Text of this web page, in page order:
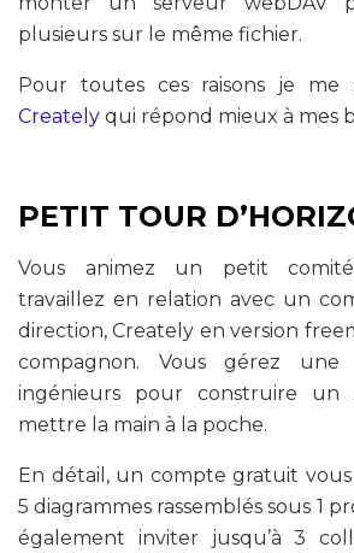
plusieurs sur le même fichier.
Pour toutes ces raisons je me
Creately qui répond mieux à mes
PETIT TOUR
Vous animez un petit
travaillez en relation avec un
direction, Creately en version
compagnon. Vous gérez
ingénieurs pour construire un
mettre la main à la poche.
En détail, un compte gratuit
5 diagrammes rassemblés sous 1
également inviter jusqu’à 3